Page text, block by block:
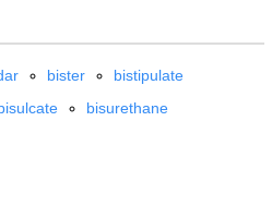
bister
bistipulate
bisurethane